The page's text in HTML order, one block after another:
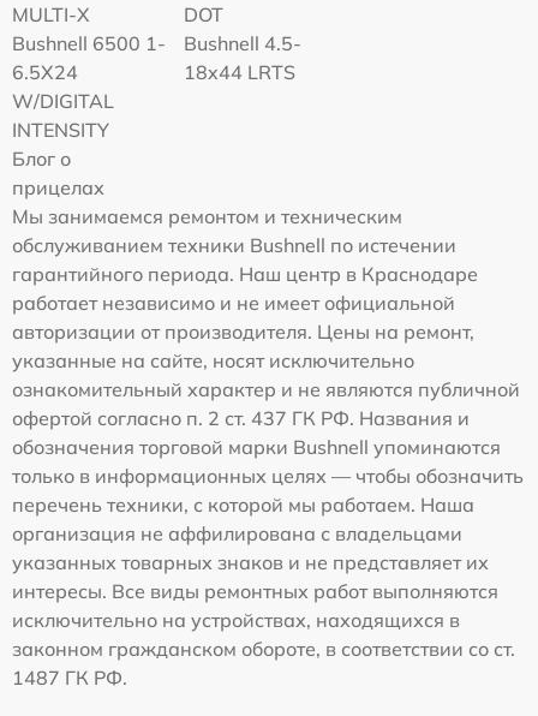
MULTI-X
DOT
Bushnell 6500 1-
6.5X24
W/DIGITAL
INTENSITY
Bushnell 4.5-
18x44 LRTS
Блог о
прицелах
Мы занимаемся ремонтом и техническим
обслуживанием техники Bushnell по истечении
гарантийного периода. Наш центр в Краснодаре
работает независимо и не имеет официальной
авторизации от производителя. Цены на ремонт,
указанные на сайте, носят исключительно
ознакомительный характер и не являются публичной
офертой согласно п. 2 ст. 437 ГК РФ. Названия и
обозначения торговой марки Bushnell упоминаются
только в информационных целях — чтобы обозначить
перечень техники, с которой мы работаем. Наша
организация не аффилирована с владельцами
указанных товарных знаков и не представляет их
интересы. Все виды ремонтных работ выполняются
исключительно на устройствах, находящихся в
законном гражданском обороте, в соответствии со ст.
1487 ГК РФ.